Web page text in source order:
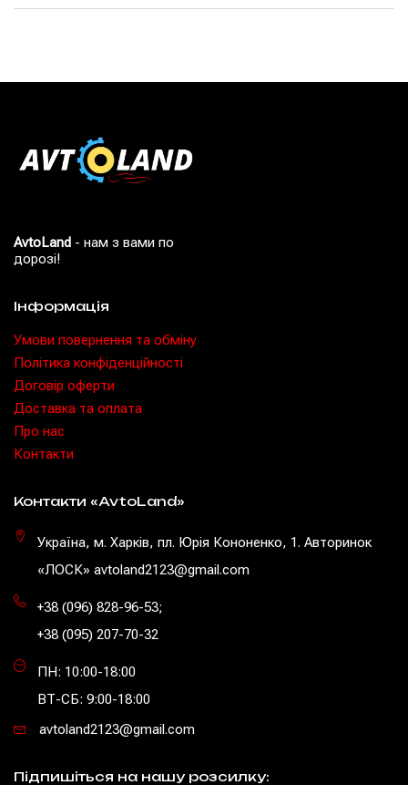
AvtoLand - нам з вами по
дорозі!
Інформація
Умови повернення та обміну
Політика конфіденційності
Договір оферти
Доставка та оплата
Про нас
Контакти
Контакти «AvtoLand»
Україна, м. Харків, пл. Юрія Кононенко, 1. Авторинок
«ЛОСК» avtoland2123@gmail.com
+38 (096) 828-96-53;
+38 (095) 207-70-32
ПН: 10:00-18:00
ВТ-СБ: 9:00-18:00
avtoland2123@gmail.com
Підпишіться на нашу розсилку: